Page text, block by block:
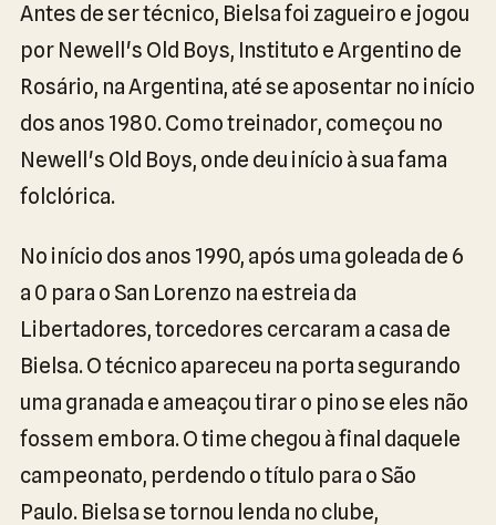
Antes de ser técnico, Bielsa foi zagueiro e jogou
por Newell's Old Boys, Instituto e Argentino de
Rosário, na Argentina, até se aposentar no início
dos anos 1980. Como treinador, começou no
Newell's Old Boys, onde deu início à sua fama
folclórica.
No início dos anos 1990, após uma goleada de 6
a 0 para o San Lorenzo na estreia da
Libertadores, torcedores cercaram a casa de
Bielsa. O técnico apareceu na porta segurando
uma granada e ameaçou tirar o pino se eles não
fossem embora. O time chegou à final daquele
campeonato, perdendo o título para o São
Paulo. Bielsa se tornou lenda no clube,